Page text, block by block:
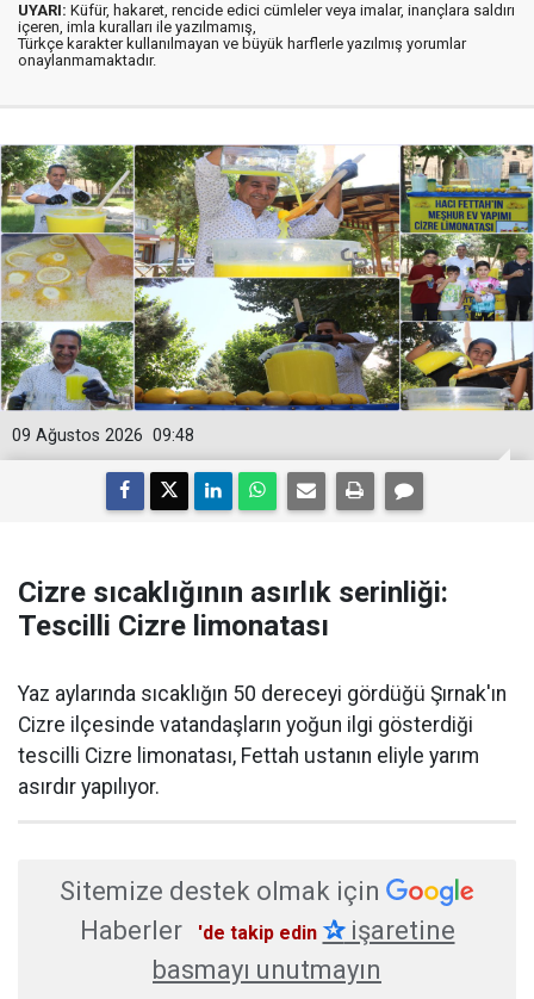
UYARI: Küfür, hakaret, rencide edici cümleler veya imalar, inançlara saldırı
içeren, imla kuralları ile yazılmamış,
Türkçe karakter kullanılmayan ve büyük harflerle yazılmış yorumlar
onaylanmamaktadır.
09:48
09 Ağustos 2026
Cizre sıcaklığının asırlık serinliği:
Tescilli Cizre limonatası
Yaz aylarında sıcaklığın 50 dereceyi gördüğü Şırnak'ın
Cizre ilçesinde vatandaşların yoğun ilgi gösterdiği
tescilli Cizre limonatası, Fettah ustanın eliyle yarım
asırdır yapılıyor.
Sitemize destek olmak için
Haberler
'de takip edin ✰işaretine
basmayı unutmayın